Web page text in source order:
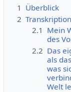
1 Überblick
2
2.1 Mein
des
2.2 Das
als
was
Welt